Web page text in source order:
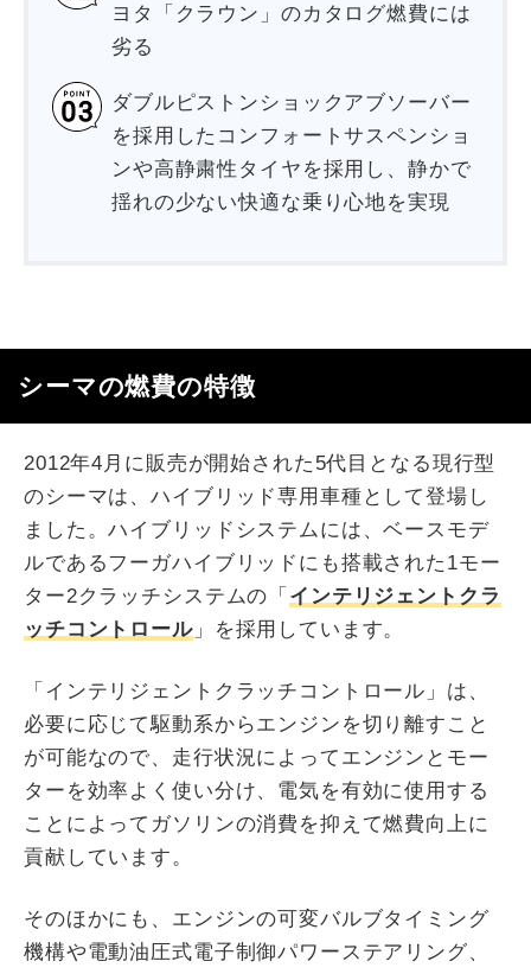
ヨタ「クラウン」のカタログ燃費には
劣る
ダブルピストンショックアブソーバー
を採用したコンフォートサスペンショ
ンや高静粛性タイヤを採用し、静かで
揺れの少ない快適な乗り心地を実現
シーマの燃費の特徴
2012年4月に販売が開始された5代目となる現行型
のシーマは、ハイブリッド専用車種として登場し
ました。ハイブリッドシステムには、ベースモデ
ルであるフーガハイブリッドにも搭載された1モー
ター2クラッチシステムの「 インテリジェントクラ
ッチコントロール」を採用しています。
「インテリジェントクラッチコントロール」は、
必要に応じて駆動系からエンジンを切り離すこと
が可能なので、走行状況によってエンジンとモー
ターを効率よく使い分け、電気を有効に使用する
ことによってガソリンの消費を抑えて燃費向上に
貢献しています。
そのほかにも、エンジンの可変バルブタイミング
機構や電動油圧式電子制御パワーステアリング、